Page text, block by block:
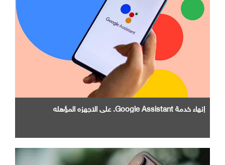
إنهاء خدمة Google Assistant. علي الاجهزه المؤهله